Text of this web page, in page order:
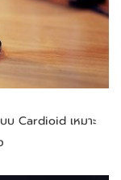
บ Cardioid เหมาะ